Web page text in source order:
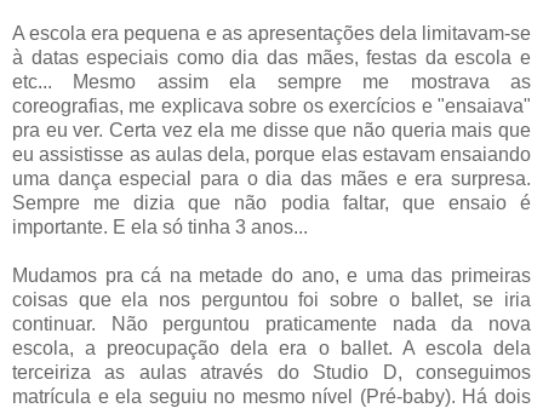
A escola era pequena e as apresentações dela limitavam-se
à datas especiais como dia das mães, festas da escola e
etc... Mesmo assim ela sempre me mostrava as
coreografias, me explicava sobre os exercícios e "ensaiava"
pra eu ver. Certa vez ela me disse que não queria mais que
eu assistisse as aulas dela, porque elas estavam ensaiando
uma dança especial para o dia das mães e era surpresa.
Sempre me dizia que não podia faltar, que ensaio é
importante. E ela só tinha 3 anos...
Mudamos pra cá na metade do ano, e uma das primeiras
coisas que ela nos perguntou foi sobre o ballet, se iria
continuar. Não perguntou praticamente nada da nova
escola, a preocupação dela era o ballet. A escola dela
terceiriza as aulas através do Studio D, conseguimos
matrícula e ela seguiu no mesmo nível (Pré-baby). Há dois